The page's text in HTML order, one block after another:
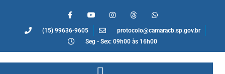
(15) 99636-9605
protocolo@camaracb.sp.gov.br
Seg - Sex: 09h00 às 16h00